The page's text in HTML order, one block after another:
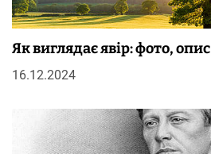
Як виглядає явір: фото, опис
16.12.2024